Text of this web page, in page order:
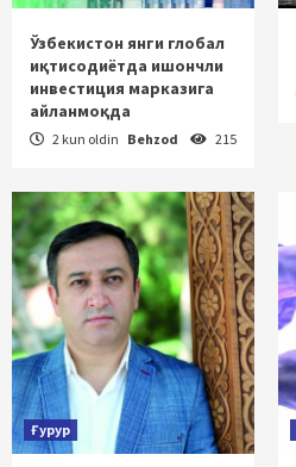
Ўзбекистон янги глобал
иқтисодиётда ишончли
инвестиция марказига
айланмоқда
2 kun oldin Behzod 215
Ғурур